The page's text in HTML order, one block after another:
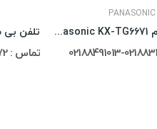
تماس : 02188311672-02188491013
PANASONIC
تلفن بی سیم Panasonic KX-TG6671